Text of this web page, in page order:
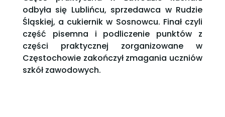
odbyła się Lublińcu, sprzedawca w Rudzie
Śląskiej, a cukiernik w Sosnowcu. Finał czyli
część pisemna i podliczenie punktów z
części praktycznej zorganizowane w
Częstochowie zakończył zmagania uczniów
szkół zawodowych.